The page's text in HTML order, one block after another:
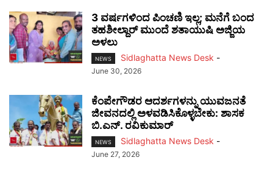
3 ವರ್ಷಗಳಿಂದ ಪಿಂಚಣಿ ಇಲ್ಲ; ಮನೆಗೆ ಬಂದ
ತಹಶೀಲ್ದಾರ್ ಮುಂದೆ ಶತಾಯುಷಿ ಅಜ್ಜಿಯ
ಅಳಲು
NEWS Sidlaghatta News Desk -
June 30, 2026
ಕೆಂಪೇಗೌಡರ ಆದರ್ಶಗಳನ್ನು ಯುವಜನತೆ
ಜೀವನದಲ್ಲಿ ಅಳವಡಿಸಿಕೊಳ್ಳಬೇಕು: ಶಾಸಕ
ಬಿ.ಎನ್. ರವಿಕುಮಾರ್
NEWS Sidlaghatta News Desk -
June 27, 2026